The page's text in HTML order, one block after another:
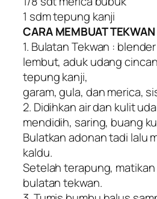
1 sdm tepung kanji
CARA MEMBUAT
1. Bulatan Tekwan :
lembut, aduk udang
tepung kanji,
garam, gula, dan merica,
2. Didihkan air dan kulit
mendidih, saring, buang
Bulatkan adonan tadi lalu
kaldu.
Setelah terapung,
bulatan tekwan.